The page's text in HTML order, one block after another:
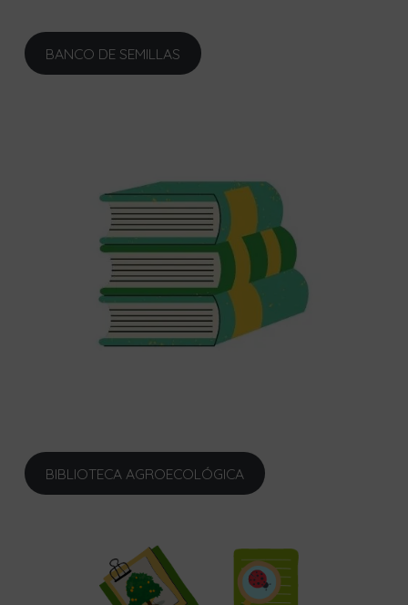
BANCO DE SEMILLAS
BIBLIOTECA AGROECOLÓGICA